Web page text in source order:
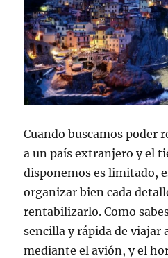
Cuando buscamos poder
a un país extranjero y el
disponemos es limitado,
organizar bien cada
rentabilizarlo. Como
sencilla y rápida de viajar
mediante el avión, y el